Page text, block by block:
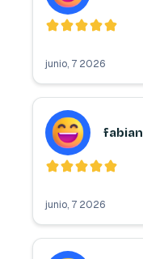
junio, 7 2026
fabian
junio, 7 2026